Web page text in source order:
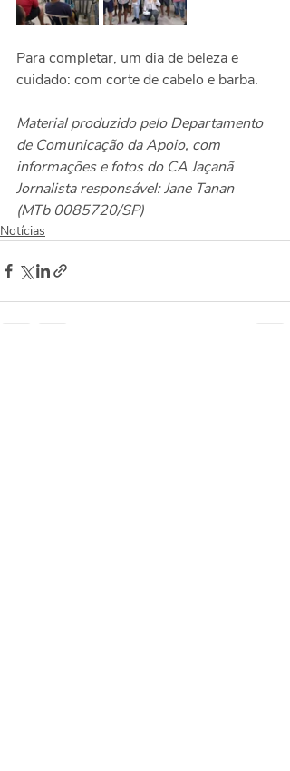
Para completar, um dia de beleza e
cuidado: com corte de cabelo e barba.
Material produzido pelo Departamento
de Comunicação da Apoio, com
informações e fotos do CA Jaçanã
Jornalista responsável: Jane Tanan
(MTb 0085720/SP)
Notícias